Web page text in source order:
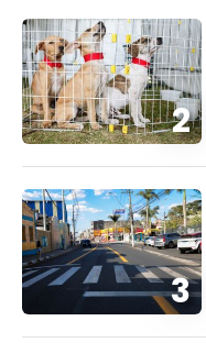
2
3